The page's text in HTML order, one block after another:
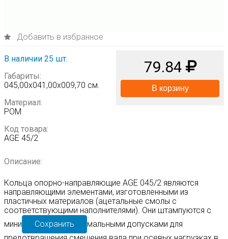
Добавить в избранное
В наличии 25 шт.
Габариты:
045,00х041,00х009,70 см.
Материал:
POM
Код товара:
AGE 45/2
79.84
В корзину
Описание:
Кольца опорно-направляющие AGE 045/2 являются
направляющими элементами, изготовленными из
пластичных материалов (ацетальные смолы с
соответствующими наполнителями). Они штампуются с
мини
Сохранить
мальными допусками для